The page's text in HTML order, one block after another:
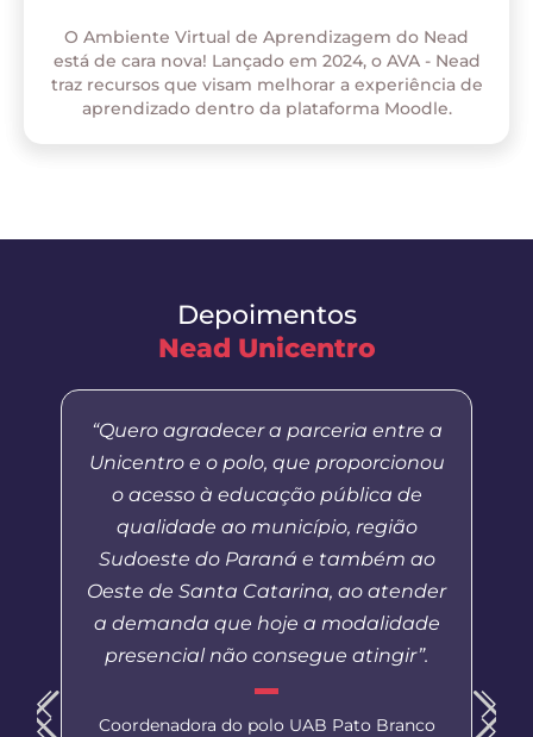
O Ambiente Virtual de Aprendizagem do Nead
está de cara nova! Lançado em 2024, o AVA - Nead
traz recursos que visam melhorar a experiência de
aprendizado dentro da plataforma Moodle.
Depoimentos
Nead Unicentro
“Quero agradecer a parceria entre a
Unicentro e o polo, que proporcionou
o acesso à educação pública de
qualidade ao município, região
Sudoeste do Paraná e também ao
Oeste de Santa Catarina, ao atender
a demanda que hoje a modalidade
presencial não consegue atingir”.
Coordenadora do polo UAB Pato Branco